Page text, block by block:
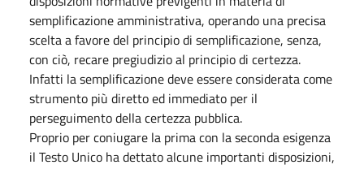
semplificazione amministrativa, operando una precisa
scelta a favore del principio di semplificazione, senza,
con ciò, recare pregiudizio al principio di certezza.
Infatti la semplificazione deve essere considerata come
strumento più diretto ed immediato per il
perseguimento della certezza pubblica.
Proprio per coniugare la prima con la seconda esigenza
il Testo Unico ha dettato alcune importanti disposizioni,